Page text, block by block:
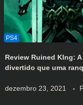
Review Ruined KIng:
divertido que uma
dezembro 23, 2021